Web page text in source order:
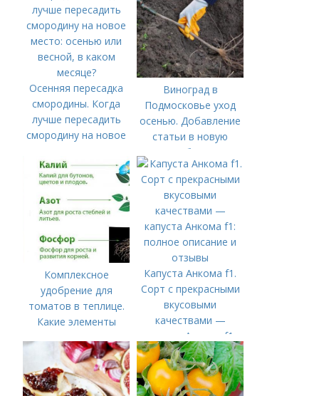
Осенняя пересадка
смородины. Когда
лучше пересадить
смородину на новое
весной, в каком
месяце?
Виноград в
Подмосковье уход
осенью. Добавление
статьи в новую
подборку
Комплексное
удобрение для
томатов в теплице.
Какие элементы
особенности их
внесения
Капуста Анкома f1.
Сорт с прекрасными
вкусовыми
качествами —
капуста Анкома f1:
полное описание и
отзывы